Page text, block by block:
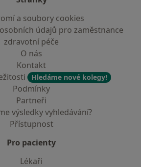
a soubory cookies
údajů pro zaměstnance
zdravotní péče
O nás
Kontakt
Hledáme nové kolegy!
Podmínky
Partneři
výsledky vyhledávání?
Přístupnost
Pro pacienty
Lékaři